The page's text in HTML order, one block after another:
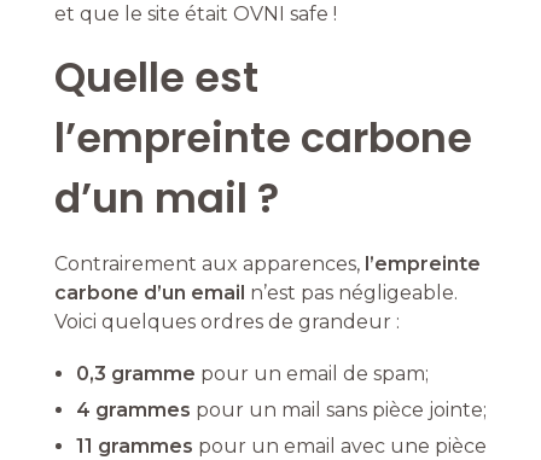
et que le site était OVNI safe !
Quelle est
l’empreinte carbone
d’un mail ?
Contrairement aux apparences, l’empreinte
carbone d’un email n’est pas négligeable.
Voici quelques ordres de grandeur :
0,3 gramme pour un email de spam;
4 grammes pour un mail sans pièce jointe;
11 grammes pour un email avec une pièce